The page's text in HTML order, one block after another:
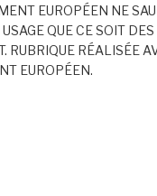
EUROPÉEN NE
QUE CE SOIT DES
RUBRIQUE RÉALISÉE
EUROPÉEN.